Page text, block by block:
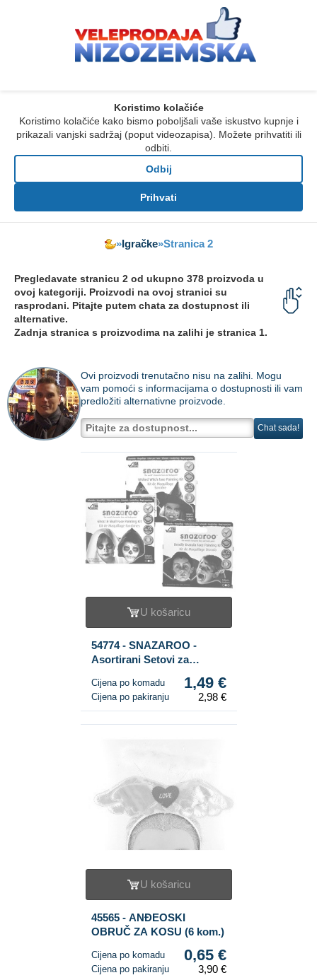
Koristimo kolačiće
Koristimo kolačiće kako bismo poboljšali vaše iskustvo kupnje i
prikazali vanjski sadržaj (poput videozapisa). Možete prihvatiti ili
odbiti.
Odbij
Prihvati
»Igračke»Stranica 2
Pregledavate stranicu 2 od ukupno 378 proizvoda u
ovoj kategoriji. Proizvodi na ovoj stranici su
rasprodani. Pitajte putem chata za dostupnost ili
alternative.
Zadnja stranica s proizvodima na zalihi je stranica 1.
Ovi proizvodi trenutačno nisu na zalihi. Mogu
vam pomoći s informacijama o dostupnosti ili vam
predložiti alternativne proizvode.
Chat sada!
U košaricu
54774 - SNAZAROO -
Asortirani Setovi za
Cijena po komadu 1,49 €
Cijena po pakiranju 2,98 €
U košaricu
45565 - ANĐEOSKI
OBRUČ ZA KOSU (6 kom.)
Cijena po komadu 0,65 €
Cijena po pakiranju 3,90 €